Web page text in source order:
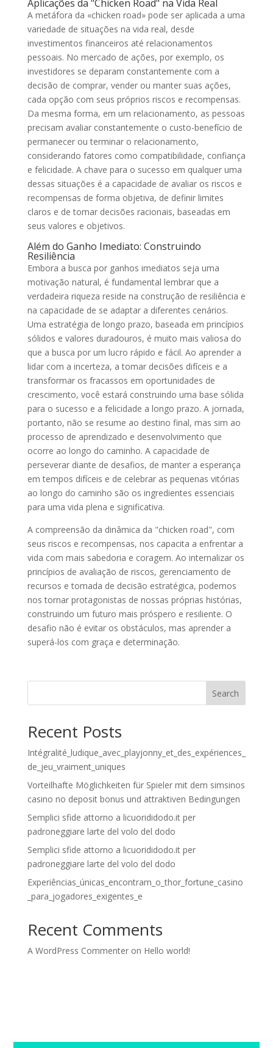
Aplicações da "Chicken Road" na Vida Real
A metáfora da «chicken road» pode ser aplicada a uma
variedade de situações na vida real, desde
investimentos financeiros até relacionamentos
pessoais. No mercado de ações, por exemplo, os
investidores se deparam constantemente com a
decisão de comprar, vender ou manter suas ações,
cada opção com seus próprios riscos e recompensas.
Da mesma forma, em um relacionamento, as pessoas
precisam avaliar constantemente o custo-benefício de
permanecer ou terminar o relacionamento,
considerando fatores como compatibilidade, confiança
e felicidade. A chave para o sucesso em qualquer uma
dessas situações é a capacidade de avaliar os riscos e
recompensas de forma objetiva, de definir limites
claros e de tomar decisões racionais, baseadas em
seus valores e objetivos.
Além do Ganho Imediato: Construindo
Resiliência
Embora a busca por ganhos imediatos seja uma
motivação natural, é fundamental lembrar que a
verdadeira riqueza reside na construção de resiliência e
na capacidade de se adaptar a diferentes cenários.
Uma estratégia de longo prazo, baseada em princípios
sólidos e valores duradouros, é muito mais valiosa do
que a busca por um lucro rápido e fácil. Ao aprender a
lidar com a incerteza, a tomar decisões difíceis e a
transformar os fracassos em oportunidades de
crescimento, você estará construindo uma base sólida
para o sucesso e a felicidade a longo prazo. A jornada,
portanto, não se resume ao destino final, mas sim ao
processo de aprendizado e desenvolvimento que
ocorre ao longo do caminho. A capacidade de
perseverar diante de desafios, de manter a esperança
em tempos difíceis e de celebrar as pequenas vitórias
ao longo do caminho são os ingredientes essenciais
para uma vida plena e significativa.
A compreensão da dinâmica da "chicken road", com
seus riscos e recompensas, nos capacita a enfrentar a
vida com mais sabedoria e coragem. Ao internalizar os
princípios de avaliação de riscos, gerenciamento de
recursos e tomada de decisão estratégica, podemos
nos tornar protagonistas de nossas próprias histórias,
construindo um futuro mais próspero e resiliente. O
desafio não é evitar os obstáculos, mas aprender a
superá-los com graça e determinação.
Search
Recent Posts
Intégralité_ludique_avec_playjonny_et_des_expériences_
de_jeu_vraiment_uniques
Vorteilhafte Möglichkeiten für Spieler mit dem simsinos
casino no deposit bonus und attraktiven Bedingungen
Semplici sfide attorno a licuorididodo.it per
padroneggiare larte del volo del dodo
Semplici sfide attorno a licuorididodo.it per
padroneggiare larte del volo del dodo
Experiências_únicas_encontram_o_thor_fortune_casino
_para_jogadores_exigentes_e
Recent Comments
A WordPress Commenteron Hello world!